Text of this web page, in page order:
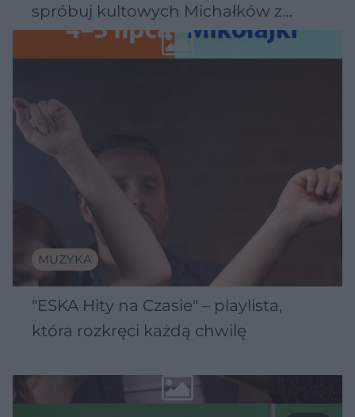
spróbuj kultowych Michałków z
Wawelu
MUZYKA
"ESKA Hity na Czasie" – playlista,
która rozkręci każdą chwilę